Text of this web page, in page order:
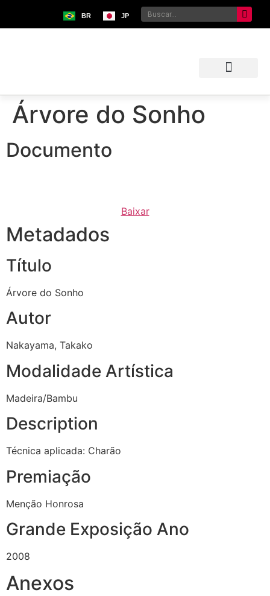
BR JP
Árvore do Sonho
Documento
Baixar
Metadados
Título
Árvore do Sonho
Autor
Nakayama, Takako
Modalidade Artística
Madeira/Bambu
Description
Técnica aplicada: Charão
Premiação
Menção Honrosa
Grande Exposição Ano
2008
Anexos